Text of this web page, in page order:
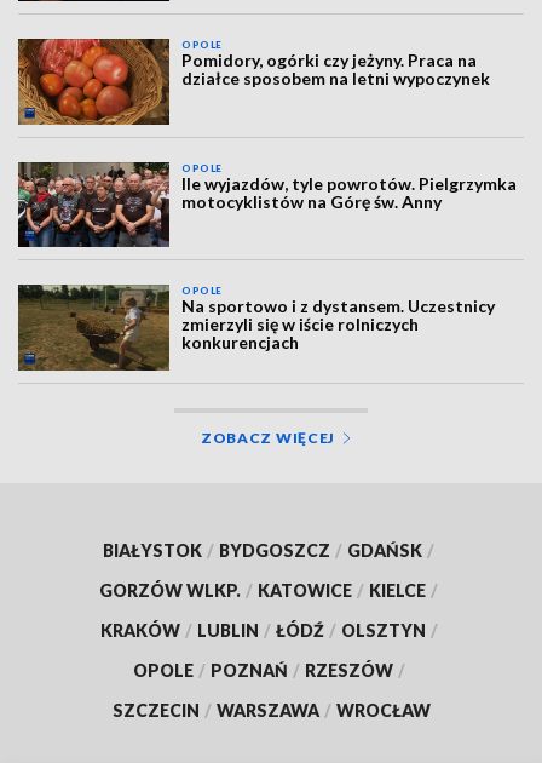
OPOLE
Pomidory, ogórki czy jeżyny. Praca na
działce sposobem na letni wypoczynek
OPOLE
Ile wyjazdów, tyle powrotów. Pielgrzymka
motocyklistów na Górę św. Anny
OPOLE
Na sportowo i z dystansem. Uczestnicy
zmierzyli się w iście rolniczych
konkurencjach
ZOBACZ WIĘCEJ
BIAŁYSTOK / BYDGOSZCZ / GDAŃSK /
GORZÓW WLKP. / KATOWICE / KIELCE /
KRAKÓW / LUBLIN / ŁÓDŹ / OLSZTYN /
OPOLE / POZNAŃ / RZESZÓW /
SZCZECIN / WARSZAWA / WROCŁAW